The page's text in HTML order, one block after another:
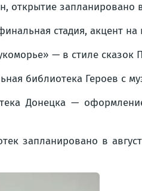
запланировано в
стадия, акцент на
— в стиле сказок
библиотека Героев с
Донецка —
запланировано в